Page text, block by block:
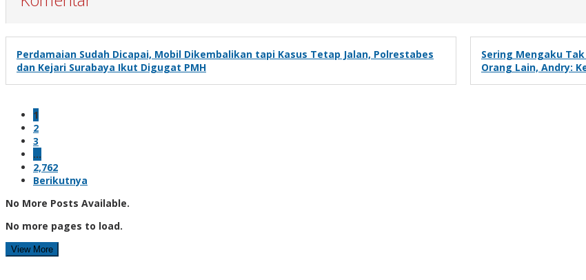
Perdamaian Sudah Dicapai, Mobil Dikembalikan tapi Kasus Tetap Jalan, Polrestabes
dan Kejari Surabaya Ikut Digugat PMH
Sering Mengaku
Orang Lain, Andry:
1
2
3
…
2,762
Berikutnya
No More Posts Available.
No more pages to load.
View More